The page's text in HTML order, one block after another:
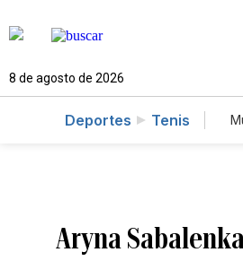
8 de agosto de 2026
Deportes Tenis
Aryna